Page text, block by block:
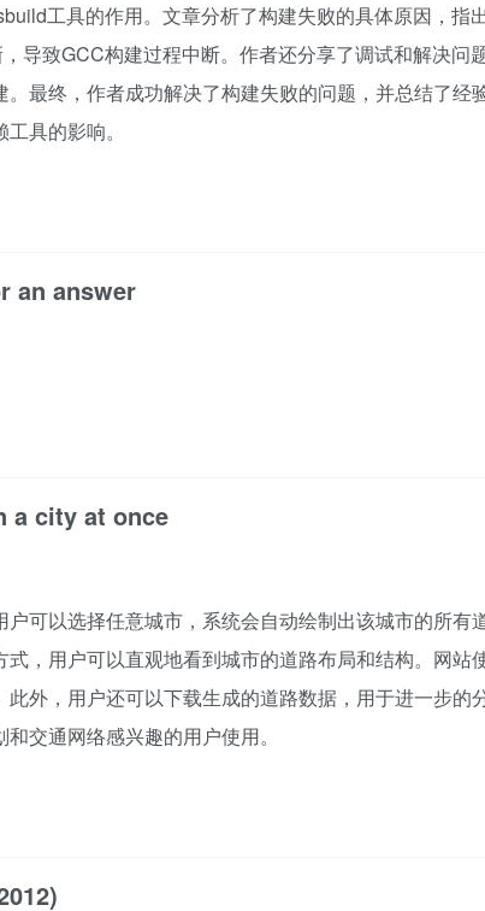
工具的作用。文章分析了构建失败的具体原因，指
导致GCC构建过程中断。作者还分享了调试和解决问
最终，作者成功解决了构建失败的问题，并总结了经
具的影响。
an answer
a city at once
可以选择任意城市，系统会自动绘制出该城市的所有
，用户可以直观地看到城市的道路布局和结构。网站
外，用户还可以下载生成的道路数据，用于进一步的
交通网络感兴趣的用户使用。